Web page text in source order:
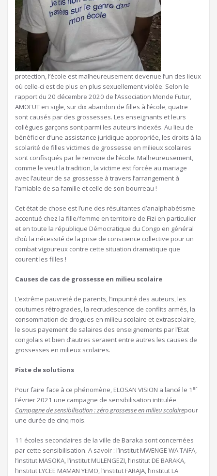
protection, l’école est malheureusement devenue l’un des lieux
où celle-ci est de plus en plus sexuellement violée. Selon le
rapport du 20 décembre 2020 de l’Association Monde Futur,
AMOFUT en sigle, sur dix abandon de filles à l’école, quatre
sont causés par des grossesses. Les enseignants et leurs
collègues garçons sont parmi les auteurs indexés. Au lieu de
bénéficier d’une assistance juridique appropriée, les droits à la
scolarité de filles victimes de grossesse en milieux scolaires
sont confisqués par le renvoie de l’école. Malheureusement,
comme le veut la tradition, la victime est forcée au mariage
avec l’auteur de sa grossesse à travers l’arrangement à
l’amiable de sa famille et celle de son bourreau !
Cet état de chose est l’une des résultantes d’analphabétisme
accentué chez la fille/femme en territoire de Fizi en particulier
et en toute la république Démocratique du Congo en général
d’où la nécessité de la prise de conscience collective pour un
combat vigoureux contre cette situation dramatique que
courent les filles !
Causes de cas de grossesse en milieu scolaire
L’extrême pauvreté de parents, l’impunité des auteurs, les
coutumes rétrogrades, la recrudescence de conflits armés, la
consommation de drogues en milieu scolaire et extrascolaire,
le sous payement de salaires des enseignements par l’Etat
congolais et bien d’autres seraient entre autres les causes de
grossesses en milieux scolaires.
Piste de solutions
Pour faire face à ce phénomène, ELOSAN VISION a lancé le 1 er
Février 2021 une campagne de sensibilisation intitulée
Campagne de sensibilisation : zéro grossesse en milieu scolairepour
une durée de cinq mois.
11 écoles secondaires de la ville de Baraka sont concernées
par cette sensibilisation. A savoir : l’institut MWENGE WA TAIFA,
l’institut MASOKA, l’institut MULENGEZI, l’institut DE BARAKA,
l’institut LYCEE MAMAN YEMO, l’institut FARAJA, l’institut LA